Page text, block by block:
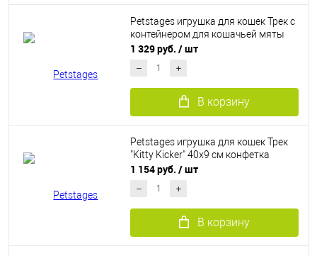
Petstages игрушка для кошек Трек с
контейнером для кошачьей мяты
1 329 руб. / шт
В корзину
Petstages игрушка для кошек Трек
"Kitty Kicker" 40х9 см конфетка
1 154 руб. / шт
В корзину